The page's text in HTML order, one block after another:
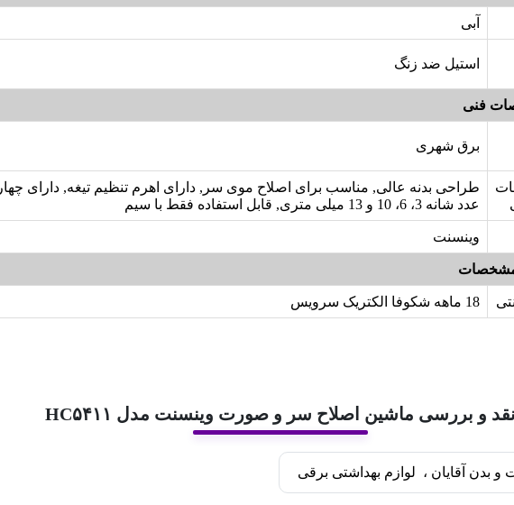
آبی
استیل ضد زنگ
فنی
برق شهری
طراحی بدنه عالی, مناسب برای اصلاح موی سر, دارای اهرم تنظیم تیغه, دارای چهار
عدد شانه 3، 6، 10 و 13 میلی متری, قابل استفاده فقط با سیم
وینسنت
18 ماهه شکوفا الکتریک سرویس
نقد و بررسی ماشین اصلاح سر و صورت وینسنت مدل HC۵۴۱۱
و بدن آقایان ، لوازم بهداشتی برقی